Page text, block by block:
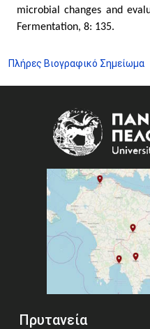
microbial changes and
Fermentation, 8: 135.
Πλήρες Βιογραφικό Σημείωμα
Πρυτανεία